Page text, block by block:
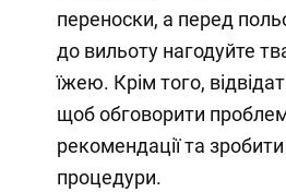
переноски, а перед
до вильоту нагодуйте
їжею. Крім того,
щоб обговорити
рекомендації та зробити
процедури.